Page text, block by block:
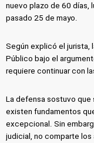
nuevo plazo de 60 días,
pasado 25 de mayo.
Según explicó el jurista,
Público bajo el
requiere continuar con
La defensa sostuvo que
existen fundamentos
excepcional. Sin
judicial, no comparte